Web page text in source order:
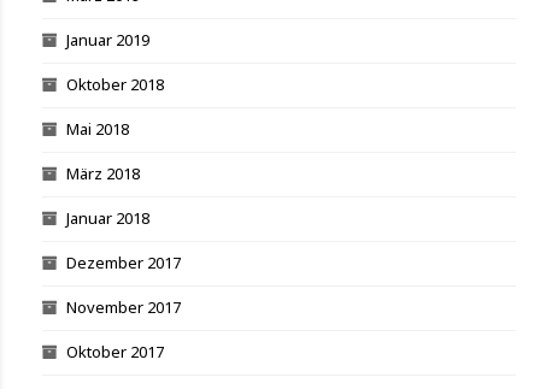
Januar 2019
Oktober 2018
Mai 2018
März 2018
Januar 2018
Dezember 2017
November 2017
Oktober 2017